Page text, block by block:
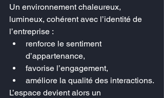
Un environnement chaleureux,
lumineux, cohérent avec l’identité de
l’entreprise :
renforce le sentiment
d’appartenance,
favorise l’engagement,
améliore la qualité des interactions.
L’espace devient alors un